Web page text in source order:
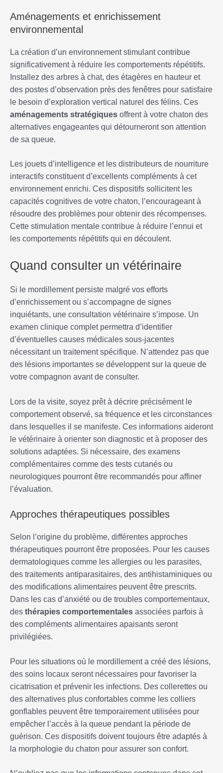
Aménagements et enrichissement
environnemental
La création d’un environnement stimulant contribue
significativement à réduire les comportements répétitifs.
Installez des arbres à chat, des étagères en hauteur et
des postes d’observation près des fenêtres pour satisfaire
le besoin d’exploration vertical naturel des félins. Ces
aménagements stratégiques offrent à votre chaton des
alternatives engageantes qui détourneront son attention
de sa queue.
Les jouets d’intelligence et les distributeurs de nourriture
interactifs constituent d’excellents compléments à cet
environnement enrichi. Ces dispositifs sollicitent les
capacités cognitives de votre chaton, l’encourageant à
résoudre des problèmes pour obtenir des récompenses.
Cette stimulation mentale contribue à réduire l’ennui et
les comportements répétitifs qui en découlent.
Quand consulter un vétérinaire
Si le mordillement persiste malgré vos efforts
d’enrichissement ou s’accompagne de signes
inquiétants, une consultation vétérinaire s’impose. Un
examen clinique complet permettra d’identifier
d’éventuelles causes médicales sous-jacentes
nécessitant un traitement spécifique. N’attendez pas que
des lésions importantes se développent sur la queue de
votre compagnon avant de consulter.
Lors de la visite, soyez prêt à décrire précisément le
comportement observé, sa fréquence et les circonstances
dans lesquelles il se manifeste. Ces informations aideront
le vétérinaire à orienter son diagnostic et à proposer des
solutions adaptées. Si nécessaire, des examens
complémentaires comme des tests cutanés ou
neurologiques pourront être recommandés pour affiner
l’évaluation.
Approches thérapeutiques possibles
Selon l’origine du problème, différentes approches
thérapeutiques pourront être proposées. Pour les causes
dermatologiques comme les allergies ou les parasites,
des traitements antiparasitaires, des antihistaminiques ou
des modifications alimentaires peuvent être prescrits.
Dans les cas d’anxiété ou de troubles comportementaux,
des thérapies comportementales associées parfois à
des compléments alimentaires apaisants seront
privilégiées.
Pour les situations où le mordillement a créé des lésions,
des soins locaux seront nécessaires pour favoriser la
cicatrisation et prévenir les infections. Des collerettes ou
des alternatives plus confortables comme les colliers
gonflables peuvent être temporairement utilisées pour
empêcher l’accès à la queue pendant la période de
guérison. Ces dispositifs doivent toujours être adaptés à
la morphologie du chaton pour assurer son confort.